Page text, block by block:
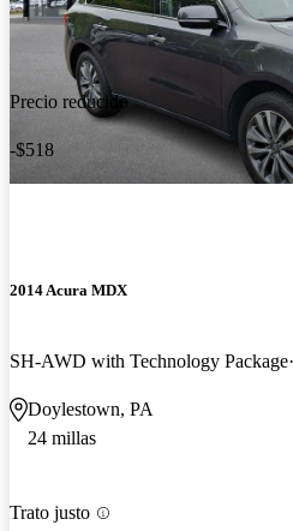
Precio reducido
-$518
2014 Acura MDX
SH-AWD with Technology Package
Doylestown, PA
24 millas
Trato justo